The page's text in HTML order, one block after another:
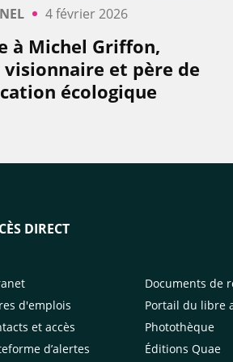
4 février 2026
à Michel Griffon,
et père de
écologique
DIRECT
d'emplois
et accès
d’alertes
Documents de
Portail du libre
Photothèque
Éditions Quae